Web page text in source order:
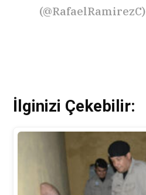
(@RafaelRamirezC)
İlginizi Çekebilir: